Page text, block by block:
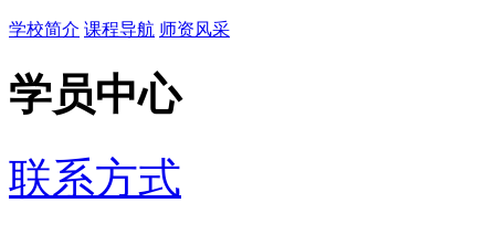
学校简介 课程导航 师资风采
学员中心
联系方式